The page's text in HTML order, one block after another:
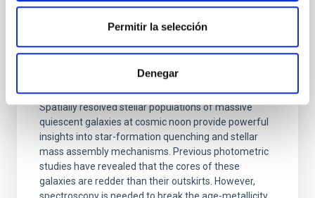
Permitir la selección
Denegar
CON ÁRBITRO
Clues to inside-out quenching in quiescent
galaxies at 1.2 ≲ z ≲ 2.2: Age, Fe-, and
Spatially resolved stellar populations of massive
quiescent galaxies at cosmic noon provide powerful
insights into star-formation quenching and stellar
mass assembly mechanisms. Previous photometric
studies have revealed that the cores of these
galaxies are redder than their outskirts. However,